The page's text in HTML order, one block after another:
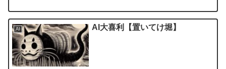
AI AI大喜利【置いてけ堀】